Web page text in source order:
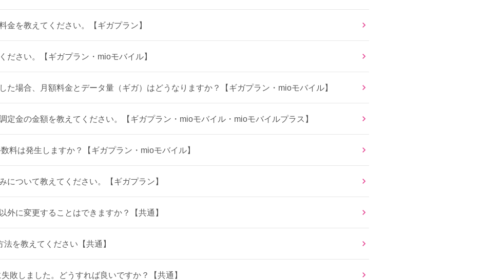
金を教えてください。【ギガプラン】
ださい。【ギガプラン・mioモバイル】
た場合、月額料金とデータ量（ギガ）はどうなりますか？【ギガプラン・mioモバイル】
定金の金額を教えてください。【ギガプラン・mioモバイル・mioモバイルプラス】
料は発生しますか？【ギガプラン・mioモバイル】
について教えてください。【ギガプラン】
外に変更することはできますか？【共通】
を教えてください【共通】
敗しました。どうすれば良いですか？【共通】